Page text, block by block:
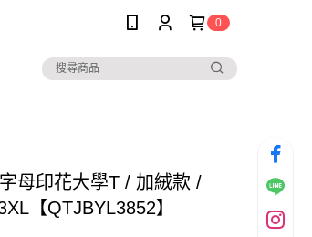
0
母印花大學T / 加絨款 /
【QTJBYL3852】